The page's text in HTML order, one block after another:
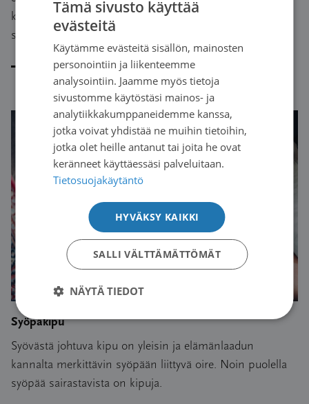
kannalta merkittävin syöpään liittyvä oire. Noin puolella
syöpää sairastavista on kipuja.
Lue artikkeli
Syöpäkipu
Syövästä johtuva kipu on yleisin ja elämänlaadun
kannalta merkittävin syöpään liittyvä oire. Noin puolella
syöpää sairastavista on kipuja.
SWEDISH
Tämä sivusto käyttää
evästeitä
Käytämme evästeitä sisällön, mainosten
personointiin ja liikenteemme
analysointiin. Jaamme myös tietoja
sivustomme käytöstäsi mainos- ja
analytiikkakumppaneidemme kanssa,
jotka voivat yhdistää ne muihin tietoihin,
jotka olet heille antanut tai joita he ovat
keränneet käyttäessäsi palveluitaan.
Tietosuojakäytäntö
HYVÄKSY KAIKKI
SALLI VÄLTTÄMÄTTÖMÄT
NÄYTÄ TIEDOT